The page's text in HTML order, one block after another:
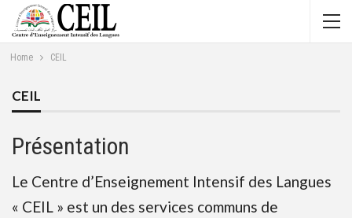
Home CEIL
CEIL
Présentation
Le Centre d’Enseignement Intensif des Langues
« CEIL » est un des services communs de